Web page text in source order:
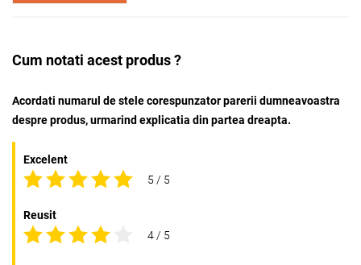
Cum notati acest produs ?
Acordati numarul de stele corespunzator parerii dumneavoastra
despre produs, urmarind explicatia din partea dreapta.
Excelent
5 / 5
Reusit
4 / 5